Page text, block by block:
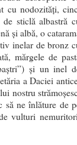
cu nodozități,
sticlă albastră
și albă, o
inelar de bronz
mărgele de
și un inel
a Daciei
nostru
să ne înlăture de
vulturi